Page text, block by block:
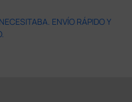
ENVÍO RÁPIDO Y